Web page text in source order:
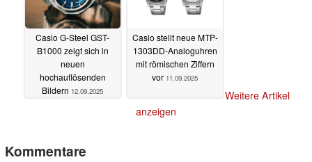
Casio G-Steel GST-
B1000 zeigt sich in
neuen
hochauflösenden
Bildern 12.09.2025
Casio stellt neue MTP-
1303DD-Analoguhren
mit römischen Ziffern
vor 11.09.2025
Weitere Artikel
anzeigen
Kommentare